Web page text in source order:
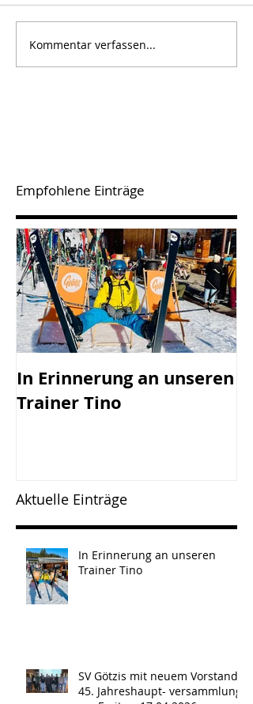
Kommentar verfassen...
Empfohlene Einträge
In Erinnerung an unseren
Trainer Tino
Aktuelle Einträge
In Erinnerung an unseren
Trainer Tino
SV Götzis mit neuem Vorstand -
45. Jahreshaupt- versammlung